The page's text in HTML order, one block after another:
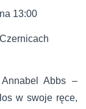
13:00
Annabel Abbs –
w swoje ręce,